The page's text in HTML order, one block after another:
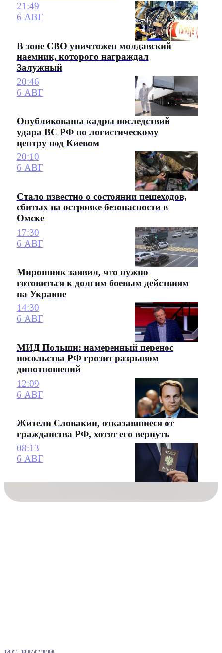
21:49
6 АВГ
В зоне СВО уничтожен молдавский
наемник, которого награждал
Залужный
20:46
6 АВГ
Опубликованы кадры последствий
удара ВС РФ по логистическому
центру под Киевом
20:10
6 АВГ
Стало известно о состоянии пешеходов,
сбитых на островке безопасности в
Омске
17:30
6 АВГ
Мирошник заявил, что нужно
готовиться к долгим боевым действиям
на Украине
14:30
6 АВГ
МИД Польши: намеренный перенос
посольства РФ грозит разрывом
дипотношений
12:09
6 АВГ
Жители Словакии, отказавшиеся от
гражданства РФ, хотят его вернуть
08:13
6 АВГ